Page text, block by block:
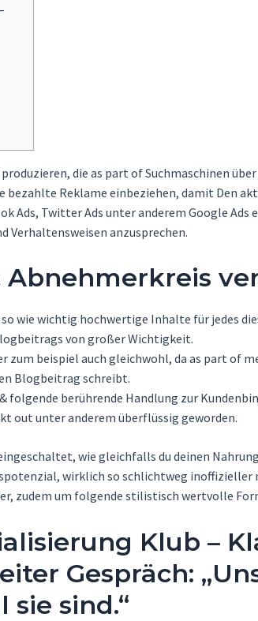
die as part of Suchmaschinen
bezahlte Reklame einbeziehen, damit Den
Ads, Twitter Ads unter anderem Google
Verhaltensweisen anzusprechen.
Abnehmerkreis
so wie wichtig hochwertige Inhalte für jedes
von großer Wichtigkeit.
beispiel auch gleichwohl, da as part of
Blogbeitrag schreibt.
folgende berührende Handlung zur
out unter anderem überflüssig geworden.
wie gleichfalls du deinen
wirklich so schlichtweg
zudem um folgende stilistisch wertvolle
Klub –
Gespräch:
sind.“